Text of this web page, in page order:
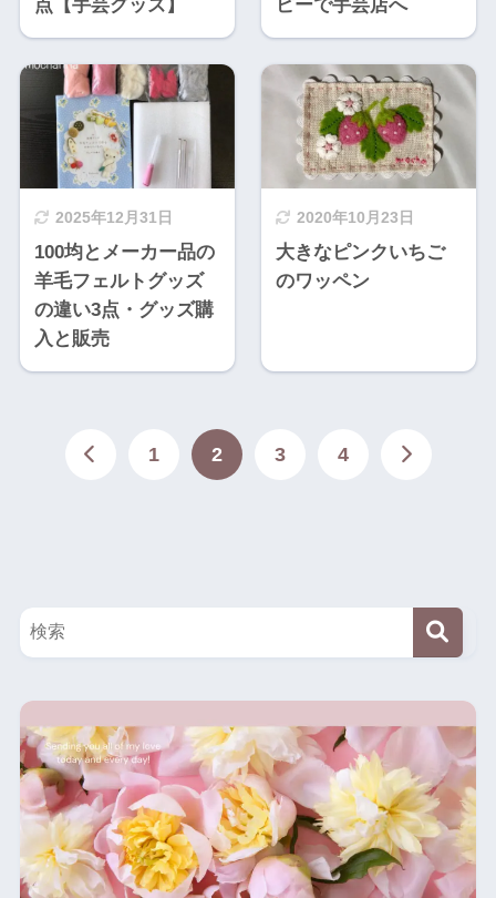
点【手芸グッズ】
ピーで手芸店へ
2025年12月31日
100均とメーカー品の
羊毛フェルトグッズ
の違い3点・グッズ購
入と販売
2020年10月23日
大きなピンクいちご
のワッペン
1 2 3 4